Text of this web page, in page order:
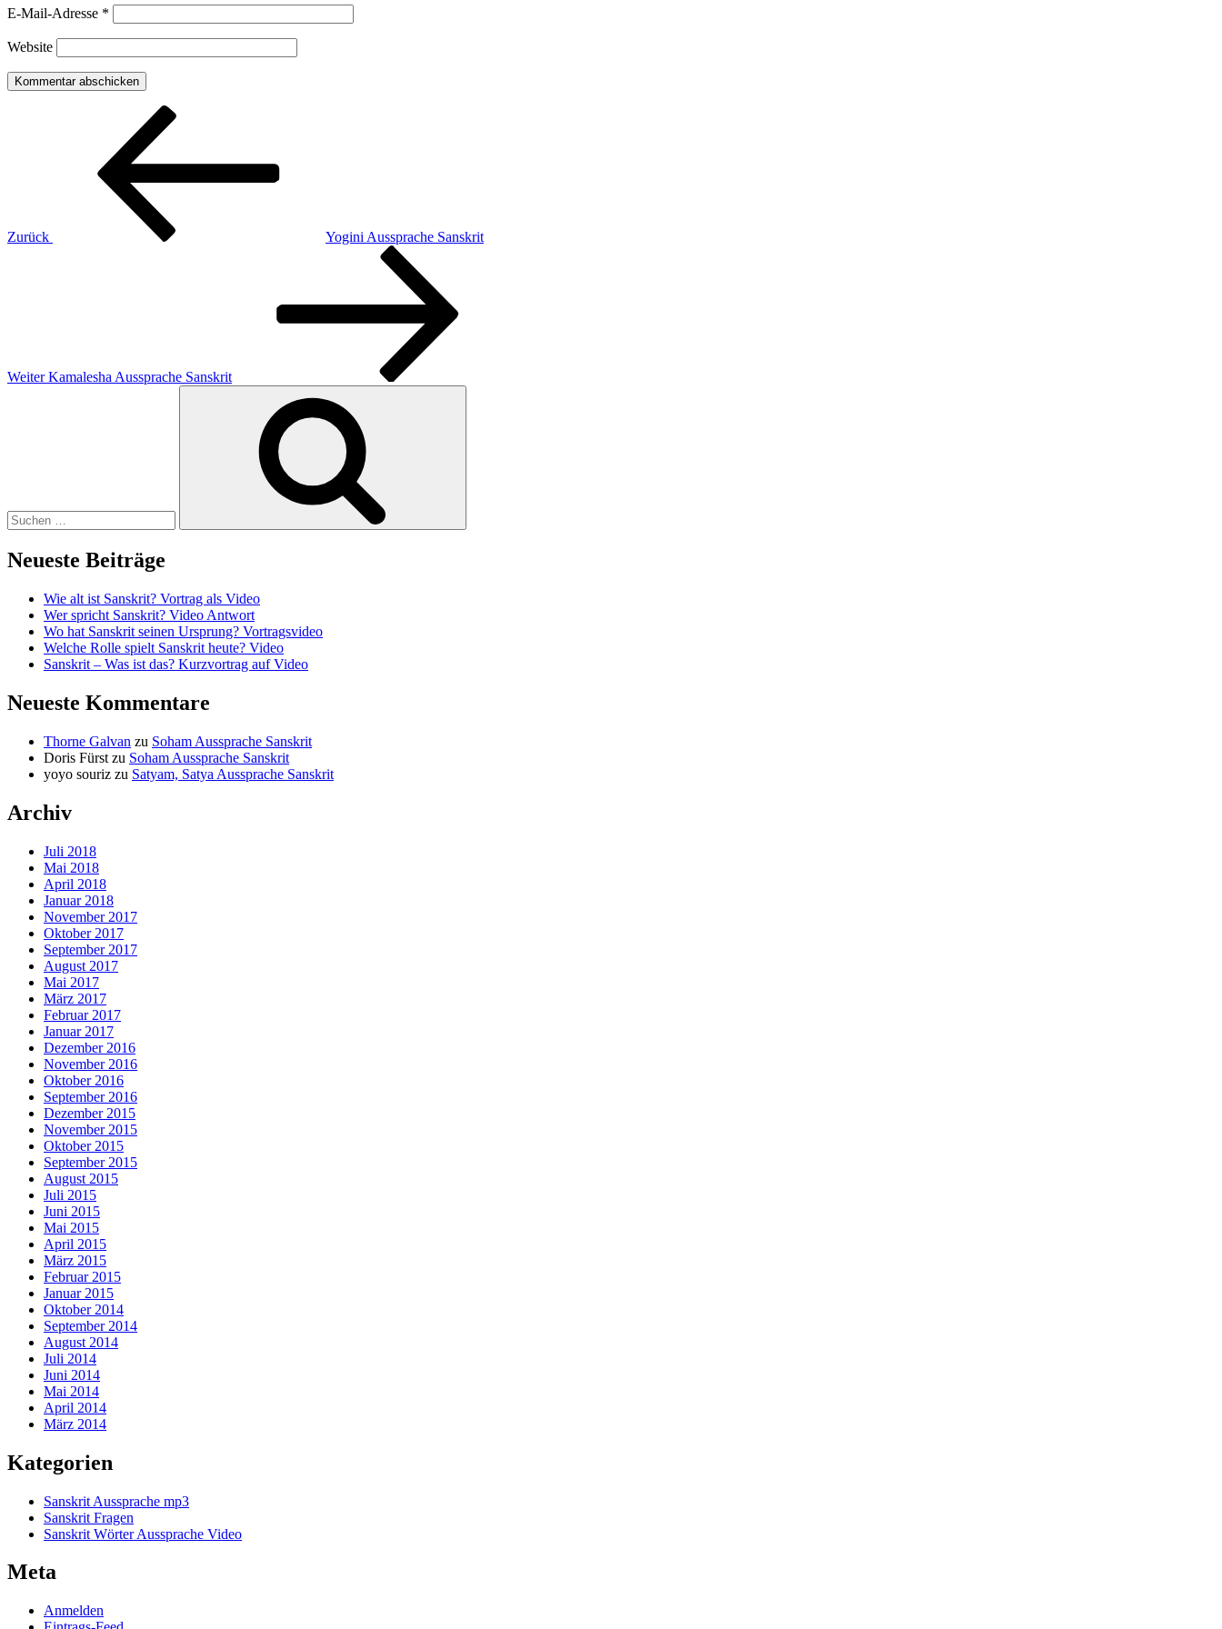
E-Mail-Adresse *
Website
Beitragsnavigation
Zurück
Yogini Aussprache Sanskrit
Weiter Kamalesha Aussprache Sanskrit
Neueste Beiträge
Wie alt ist Sanskrit? Vortrag als Video
Wer spricht Sanskrit? Video Antwort
Wo hat Sanskrit seinen Ursprung? Vortragsvideo
Welche Rolle spielt Sanskrit heute? Video
Sanskrit – Was ist das? Kurzvortrag auf Video
Neueste Kommentare
Thorne Galvan zu Soham Aussprache Sanskrit
Doris Fürst zu Soham Aussprache Sanskrit
yoyo souriz zu Satyam, Satya Aussprache Sanskrit
Archiv
Juli 2018
Mai 2018
April 2018
Januar 2018
November 2017
Oktober 2017
September 2017
August 2017
Mai 2017
März 2017
Februar 2017
Januar 2017
Dezember 2016
November 2016
Oktober 2016
September 2016
Dezember 2015
November 2015
Oktober 2015
September 2015
August 2015
Juli 2015
Juni 2015
Mai 2015
April 2015
März 2015
Februar 2015
Januar 2015
Oktober 2014
September 2014
August 2014
Juli 2014
Juni 2014
Mai 2014
April 2014
März 2014
Kategorien
Sanskrit Aussprache mp3
Sanskrit Fragen
Sanskrit Wörter Aussprache Video
Meta
Anmelden